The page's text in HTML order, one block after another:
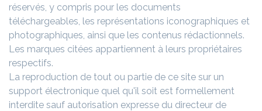
réservés, y compris pour les documents
téléchargeables, les représentations iconographiques et
photographiques, ainsi que les contenus rédactionnels.
Les marques citées appartiennent à leurs propriétaires
respectifs.
La reproduction de tout ou partie de ce site sur un
support électronique quel qu'il soit est formellement
interdite sauf autorisation expresse du directeur de